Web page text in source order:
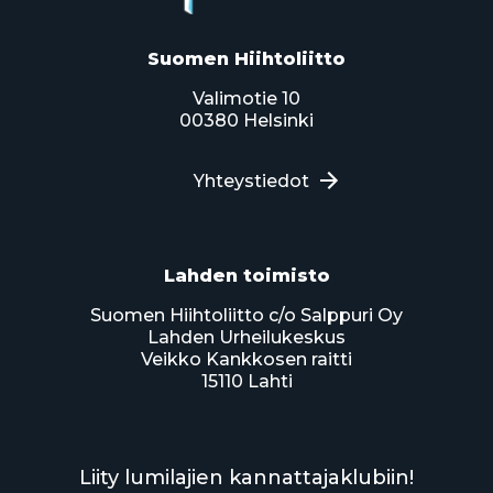
Suomen Hiihtoliitto
Valimotie 10
00380 Helsinki
Yhteystiedot
Lahden toimisto
Suomen Hiihtoliitto c/o Salppuri Oy
Lahden Urheilukeskus
Veikko Kankkosen raitti
15110 Lahti
Liity lumilajien kannattajaklubiin!